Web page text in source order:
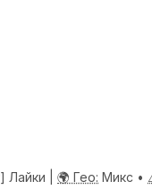
] Лайки | 🌍 Гео: Микс •